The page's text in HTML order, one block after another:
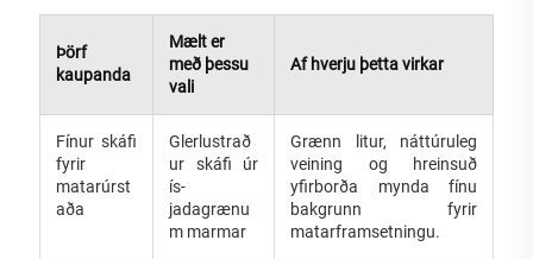
Þörf
kaupanda
Mælt er
með þessu
vali
Af hverju þetta virkar
Fínur skáfi
fyrir
matarúrst
aða
Glerlustrað
ur skáfi úr
ís-
jadagrænu
m marmar
Grænn litur, náttúruleg
veining og hreinsuð
yfirborða mynda fínu
bakgrunn fyrir
matarframsetningu.